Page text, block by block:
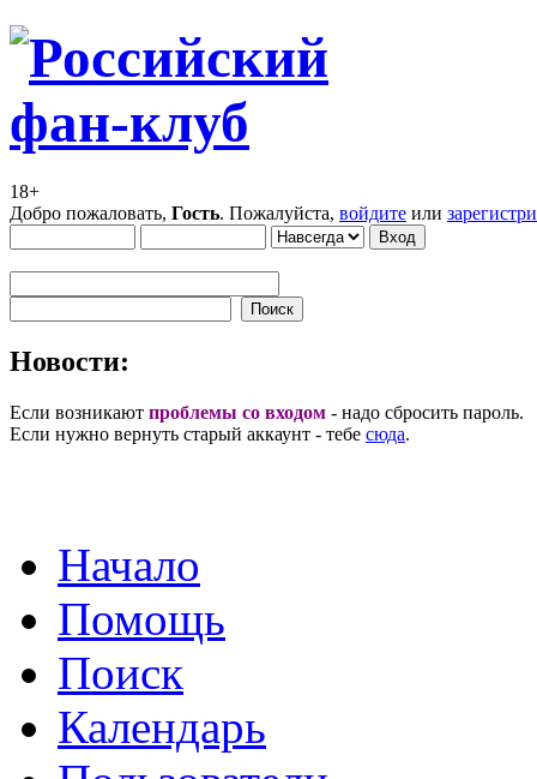
18+
Добро пожаловать, Гость. Пожалуйста, войдите или
Новости:
Если возникают проблемы со входом - надо сбросить пароль.
Если нужно вернуть старый аккаунт - тебе сюда.
Начало
Помощь
Поиск
Календарь